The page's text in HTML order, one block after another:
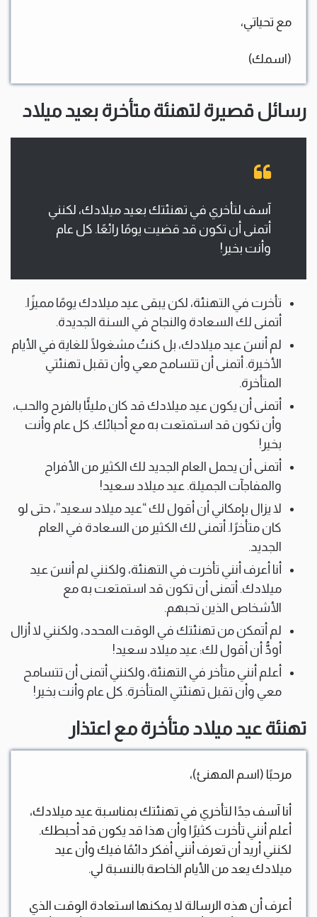
مع تحياتي،
(اسمك)
رسائل قصيرة لتهنئة متأخرة بعيد ميلاد
آسف لتأخري في تهنئتك بعيد ميلادك، لكنني
أتمنى أن تكون قد قضيت يومًا رائعًا. كل عام
وأنت بخير!
تأخرت في التهنئة، لكن يبقى عيد ميلادك يومًا مميزًا.
أتمنى لك السعادة والنجاح في السنة الجديدة.
لم أنسَ عيد ميلادك، بل كنتُ مشغولًا للغاية في الأيام
الأخيرة. أتمنى أن تتسامح معي وأن تقبل تهنئتي
المتأخرة.
أتمنى أن يكون عيد ميلادك قد كان مليئًا بالفرح والحب،
وأن تكون قد استمتعت به مع أحبائك. كل عام وأنت
بخير!
أتمنى أن يحمل العام الجديد لك الكثير من الأفراح
والمفاجآت الجميلة. عيد ميلاد سعيد!
لا يزال بإمكاني أن أقول لك “عيد ميلاد سعيد”، حتى لو
كان متأخرًا. أتمنى لك الكثير من السعادة في العام
الجديد.
أنا أعرف أنني تأخرت في التهنئة، ولكنني لم أنسَ عيد
ميلادك. أتمنى أن تكون قد استمتعت به مع
الأشخاص الذين تحبهم.
لم أتمكن من تهنئتك في الوقت المحدد، ولكنني لا أزال
أودُّ أن أقول لك: عيد ميلاد سعيد!
أعلم أنني متأخر في التهنئة، ولكنني أتمنى أن تتسامح
معي وأن تقبل تهنئتي المتأخرة. كل عام وأنت بخير!
تهنئة عيد ميلاد متأخرة مع اعتذار
مرحبًا (اسم المهنئ)،
أنا آسف جدًا لتأخري في تهنئتك بمناسبة عيد ميلادك،
أعلم أنني تأخرت كثيرًا وأن هذا قد يكون قد أحبطك.
لكنني أريد أن تعرف أنني أفكر دائمًا فيك وأن عيد
ميلادك يعد من الأيام الخاصة بالنسبة لي.
أعرف أن هذه الرسالة لا يمكنها استعادة الوقت الذي